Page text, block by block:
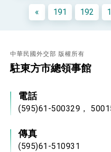
賴總統就職演說
外交部重要言論
我國政府將在美
« 191 192
中華民國外交部 版權所有
駐東方市總領事館
電話
(595)61-500329，
傳真
(595)61-510931